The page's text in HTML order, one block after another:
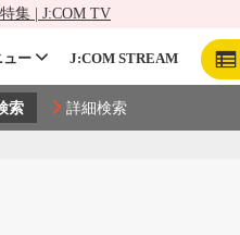
集 | J:COM TV
ュー J:COM STREAM
詳細検索